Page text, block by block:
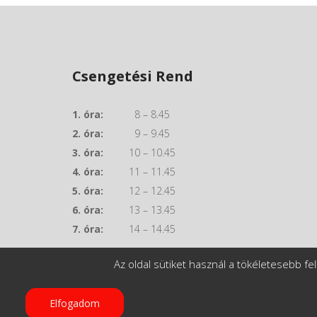
Csengetési Rend
1. óra: 8 – 8.45
2. óra: 9 – 9.45
3. óra: 10 – 10.45
4. óra: 11 – 11.45
5. óra: 12 – 12.45
6. óra: 13 – 13.45
7. óra: 14 – 14.45
Az oldal sütiket használ a tökéletesebb
Elfogadom